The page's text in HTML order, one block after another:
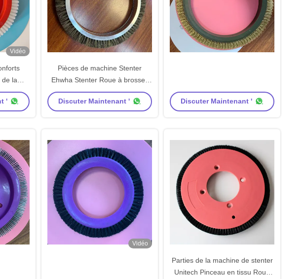
Vidéo
de la
mm
Blanc
'
Pièces de machine Stenter
Ehwha Stenter Roue à brosses
Corps en aluminium Matériau
des poils de porc
Discuter Maintenant ' Discuter Maintenant '
Vidéo
Parties de la machine de stenter
Unitech Pinceau en tissu Roue